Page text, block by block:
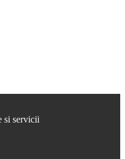
si servicii